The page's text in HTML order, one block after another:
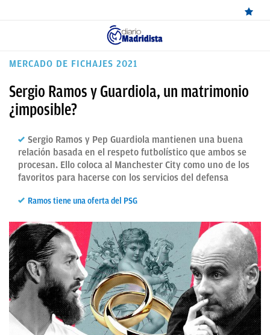
ÚLTIMAS
REAL
BALONCESTO
CANTERA
FICHAJES
FEMENINO
PAPARAZZI
OKDIARIO
MERCADO DE FICHAJES 2021
Sergio Ramos y Guardiola, un matrimonio
¿imposible?
Sergio Ramos y Pep Guardiola mantienen una buena
relación basada en el respeto futbolístico que ambos se
procesan. Ello coloca al Manchester City como uno de los
favoritos para hacerse con los servicios del defensa
Ramos tiene una oferta del PSG